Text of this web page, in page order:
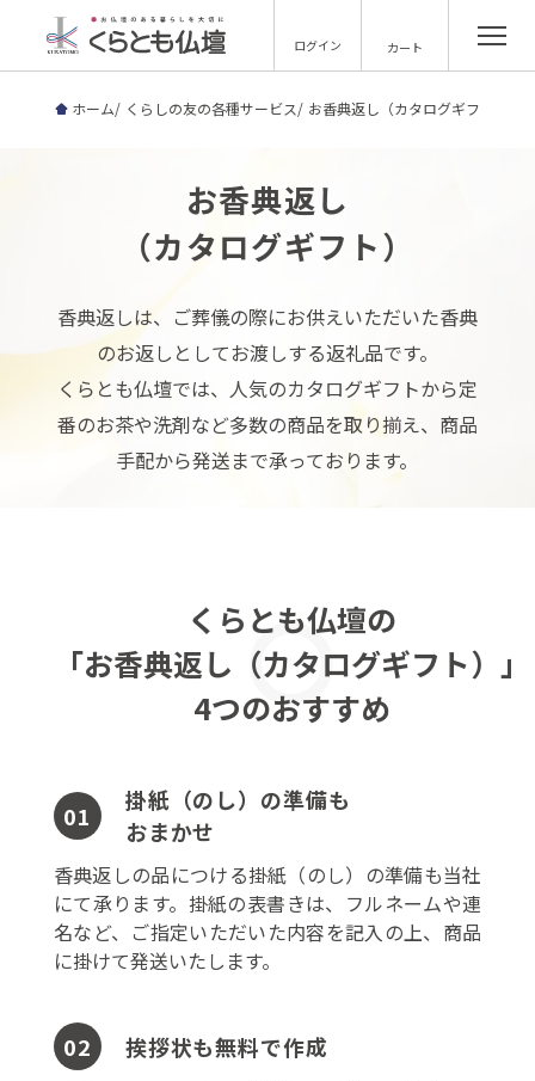
ログイン カート
ホーム くらしの友の各種サービス お香典返し（カタログギフト）
お香典返し
（カタログギフト）
香典返しは、ご葬儀の際にお供えいただいた香典
のお返しとしてお渡しする返礼品です。
くらとも仏壇では、人気のカタログギフトから定
番のお茶や洗剤など多数の商品を取り揃え、商品
手配から発送まで承っております。
くらとも仏壇の
「お香典返し（カタログギフト）」
4つのおすすめ
01
掛紙（のし）の準備も
おまかせ
香典返しの品につける掛紙（のし）の準備も当社
にて承ります。掛紙の表書きは、フルネームや連
名など、ご指定いただいた内容を記入の上、商品
に掛けて発送いたします。
02 挨拶状も無料で作成